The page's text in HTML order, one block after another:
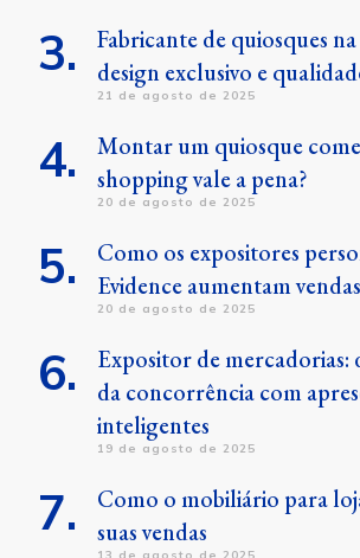
Fabricante de quiosques
design exclusivo e
21 de agosto de 2025
Montar um quiosque
shopping vale a pena?
20 de agosto de 2025
Como os expositores
Evidence aumentam vendas
20 de agosto de 2025
Expositor de mercadorias:
da concorrência com
inteligentes
19 de agosto de 2025
Como o mobiliário para
suas vendas